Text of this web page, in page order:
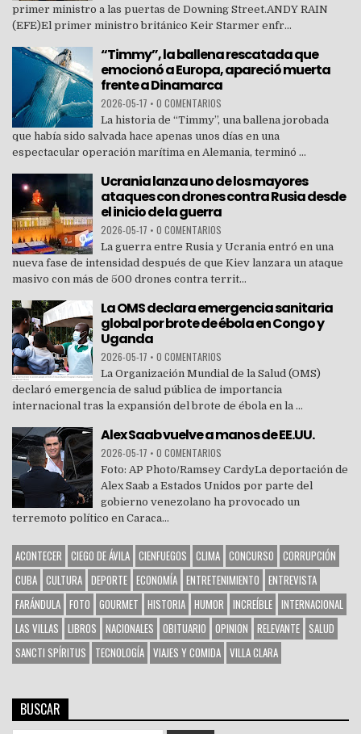
primer ministro a las puertas de Downing Street.ANDY RAIN
(EFE)El primer ministro británico Keir Starmer enfr...
“Timmy”, la ballena rescatada que
emocionó a Europa, apareció muerta
frente a Dinamarca
2026-05-17 • 0 COMENTARIOS
La historia de “Timmy”, una ballena jorobada
que había sido salvada hace apenas unos días en una
espectacular operación marítima en Alemania, terminó ...
Ucrania lanza uno de los mayores
ataques con drones contra Rusia desde
el inicio de la guerra
2026-05-17 • 0 COMENTARIOS
La guerra entre Rusia y Ucrania entró en una
nueva fase de intensidad después de que Kiev lanzara un ataque
masivo con más de 500 drones contra territ...
La OMS declara emergencia sanitaria
global por brote de ébola en Congo y
Uganda
2026-05-17 • 0 COMENTARIOS
La Organización Mundial de la Salud (OMS)
declaró emergencia de salud pública de importancia
internacional tras la expansión del brote de ébola en la ...
Alex Saab vuelve a manos de EE.UU.
2026-05-17 • 0 COMENTARIOS
Foto: AP Photo/Ramsey CardyLa deportación de
Alex Saab a Estados Unidos por parte del
gobierno venezolano ha provocado un
terremoto político en Caraca...
ACONTECER CIEGO DE ÁVILA CIENFUEGOS CLIMA CONCURSO CORRUPCIÓN
CUBA CULTURA DEPORTE ECONOMÍA ENTRETENIMIENTO ENTREVISTA
FARÁNDULA FOTO GOURMET HISTORIA HUMOR INCREÍBLE INTERNACIONAL
LAS VILLAS LIBROS NACIONALES OBITUARIO OPINION RELEVANTE SALUD
SANCTI SPÍRITUS
TECNOLOGÍA VIAJES Y COMIDA VILLA CLARA
BUSCAR